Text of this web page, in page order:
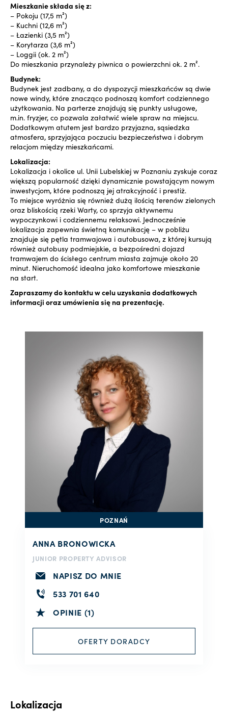
Mieszkanie składa się z:
– Pokoju (17,5 m²)
– Kuchni (12,6 m²)
– Łazienki (3,5 m²)
– Korytarza (3,6 m²)
– Loggii (ok. 2 m²)
Do mieszkania przynależy piwnica o powierzchni ok. 2 m².
Budynek:
Budynek jest zadbany, a do dyspozycji mieszkańców są dwie
nowe windy, które znacząco podnoszą komfort codziennego
użytkowania. Na parterze znajdują się punkty usługowe,
m.in. fryzjer, co pozwala załatwić wiele spraw na miejscu.
Dodatkowym atutem jest bardzo przyjazna, sąsiedzka
atmosfera, sprzyjająca poczuciu bezpieczeństwa i dobrym
relacjom między mieszkańcami.
Lokalizacja:
Lokalizacja i okolice ul. Unii Lubelskiej w Poznaniu zyskuje coraz
większą popularność dzięki dynamicznie powstającym nowym
inwestycjom, które podnoszą jej atrakcyjność i prestiż.
To miejsce wyróżnia się również dużą ilością terenów zielonych
oraz bliskością rzeki Warty, co sprzyja aktywnemu
wypoczynkowi i codziennemu relaksowi. Jednocześnie
lokalizacja zapewnia świetną komunikację – w pobliżu
znajduje się pętla tramwajowa i autobusowa, z której kursują
również autobusy podmiejskie, a bezpośredni dojazd
tramwajem do ścisłego centrum miasta zajmuje około 20
minut. Nieruchomość idealna jako komfortowe mieszkanie
na start.
Zapraszamy do kontaktu w celu uzyskania dodatkowych
informacji oraz umówienia się na prezentację.
POZNAŃ
ANNA BRONOWICKA
JUNIOR PROPERTY ADVISOR
NAPISZ DO MNIE
533 701 640
OPINIE (1)
OFERTY DORADCY
Lokalizacja